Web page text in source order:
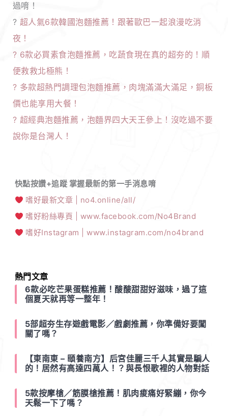
過唷！
? 超人氣6款韓國泡麵推薦！跟著歐巴一起浪漫吃消
夜！
? 6款必買素食泡麵推薦，吃蔬食現在真的超夯的！順
便救救北極熊！
? 多款超熱門調理包泡麵推薦，肉塊滿滿大滿足，銅板
價也能享用大餐！
? 超經典泡麵推薦，泡麵界四大天王參上！沒吃過不要
說你是台灣人！
快點按讚+追蹤 掌握最新的第一手消息唷
嗜好最新文章 | no4.online/all/
嗜好粉絲專頁 | www.facebook.com/No4Brand
嗜好Instagram | www.instagram.com/no4brand
熱門文章
6款必吃芒果蛋糕推薦！酸酸甜甜好滋味，過了這
個夏天就再等一整年！
5部超夯生存遊戲電影／戲劇推薦，你準備好要闖
關了嗎？
【東南東 – 頤養南方】后宮佳麗三千人其實是騙人
的！居然有高達四萬人！？與長恨歌裡的人物對話
5款按摩槍／筋膜槍推薦！肌肉痠痛好緊繃，你今
天鬆一下了嗎？